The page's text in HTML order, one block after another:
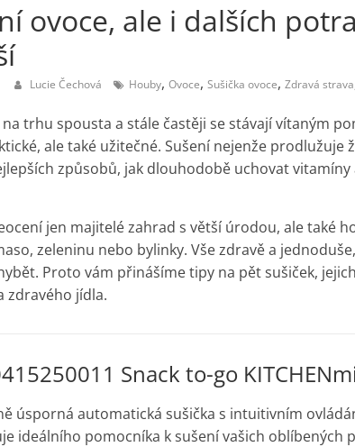
ovoce, ale i dalších
Lucie Čechová Houby, Ovoce, Sušička ovoce, Zdravá strava
na trhu spousta a stále častěji se stávají vítaným
ale také užitečné. Sušení nejenže prodlužuje
způsobů, jak dlouhodobě uchovat
jen majitelé zahrad s větší úrodou, ale také
zeleninu nebo bylinky. Vše zdravě a
Proto vám přinášíme tipy na pět sušiček,
zdravého jídla.
Snack to-go
úsporná automatická sušička s intuitivním
ideálního pomocníka k sušení vašich oblíbených